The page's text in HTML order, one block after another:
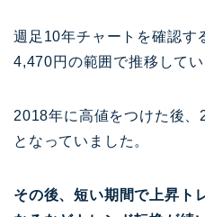
週足10年チャートを確認す
4,470円の範囲で推移してい
2018年に高値をつけた後
となっていました。
その後、短い期間で上昇ト